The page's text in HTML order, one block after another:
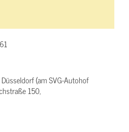
(am SVG-Autohof
150,